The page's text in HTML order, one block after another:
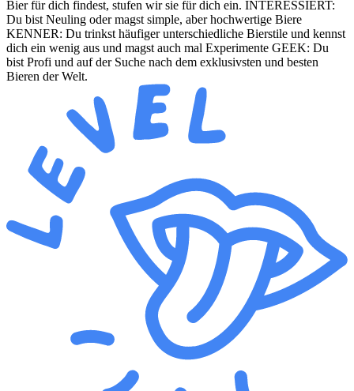
Bier für dich findest, stufen wir sie für dich ein. INTERESSIERT:
Du bist Neuling oder magst simple, aber hochwertige Biere
KENNER: Du trinkst häufiger unterschiedliche Bierstile und kennst
dich ein wenig aus und magst auch mal Experimente GEEK: Du
bist Profi und auf der Suche nach dem exklusivsten und besten
Bieren der Welt.